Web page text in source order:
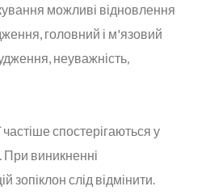
можливі відновлення
головний і м'язовий
неуважність,
спостерігаються у
При виникненні
зопіклон слід відмінити.